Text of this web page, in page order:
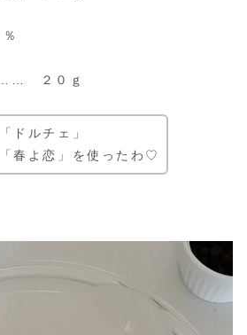
２０ｇ
ドルチェ」
春よ恋」を使ったわ♡